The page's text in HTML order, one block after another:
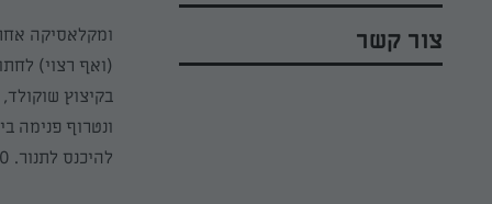
צור קשר
ומקלאסיקה
(ואף רצוי)
בקיצוץ
ונטרוף פנימה
להיכנס לתנור. 20